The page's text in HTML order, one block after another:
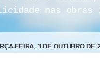
nas
FEIRA, 3 DE OUTUBRO DE